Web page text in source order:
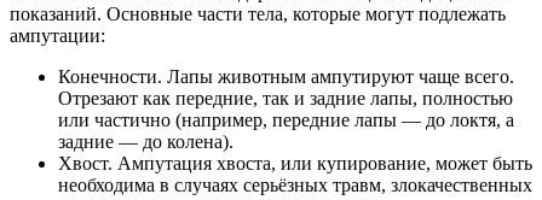
показаний. Основные части тела, которые могут подлежать
ампутации:
Конечности. Лапы животным ампутируют чаще всего.
Отрезают как передние, так и задние лапы, полностью
или частично (например, передние лапы — до локтя, а
задние — до колена).
Хвост. Ампутация хвоста, или купирование, может быть
необходима в случаях серьёзных травм, злокачественных